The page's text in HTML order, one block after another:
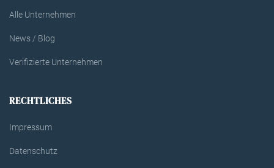
Alle Unternehmen
News / Blog
Verifizierte Unternehmen
RECHTLICHES
Impressum
Datenschutz